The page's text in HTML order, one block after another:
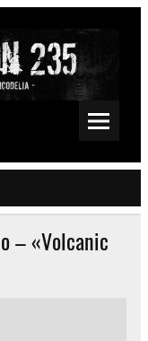
Fuzz, Space, Drone
– «Volcanic